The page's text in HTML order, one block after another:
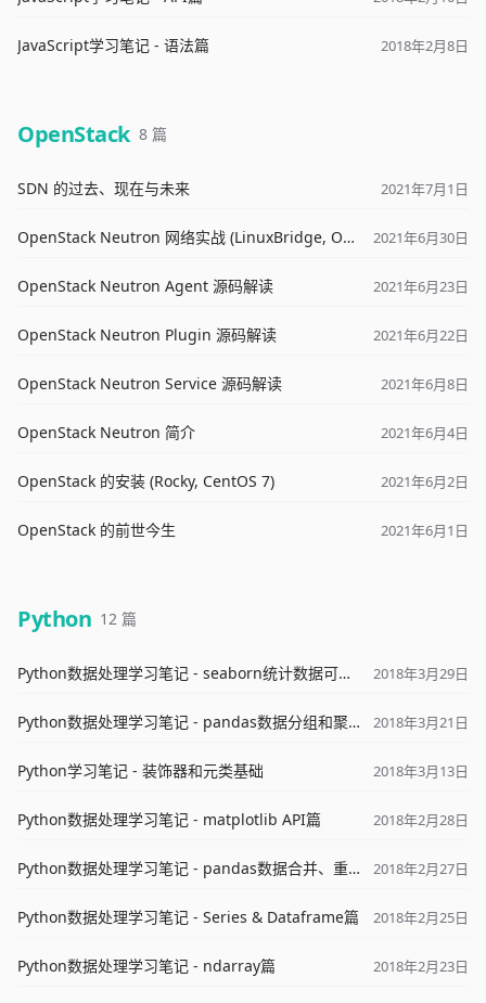
JavaScript学习笔记 - 语法篇 2018年2月8日
OpenStack 8 篇
SDN 的过去、现在与未来 2021年7月1日
OpenStack Neutron 网络实战 (LinuxBridge, OVS) 2021年6月30日
OpenStack Neutron Agent 源码解读 2021年6月23日
OpenStack Neutron Plugin 源码解读 2021年6月22日
OpenStack Neutron Service 源码解读 2021年6月8日
OpenStack Neutron 简介 2021年6月4日
OpenStack 的安装 (Rocky, CentOS 7) 2021年6月2日
OpenStack 的前世今生 2021年6月1日
Python 12 篇
Python数据处理学习笔记 - seaborn统计数据可视化篇 2018年3月29日
Python数据处理学习笔记 - pandas数据分组和聚合篇 2018年3月21日
Python学习笔记 - 装饰器和元类基础 2018年3月13日
Python数据处理学习笔记 - matplotlib API篇 2018年2月28日
Python数据处理学习笔记 - pandas数据合并、重塑和转换篇 2018年2月27日
Python数据处理学习笔记 - Series & Dataframe篇 2018年2月25日
Python数据处理学习笔记 - ndarray篇 2018年2月23日